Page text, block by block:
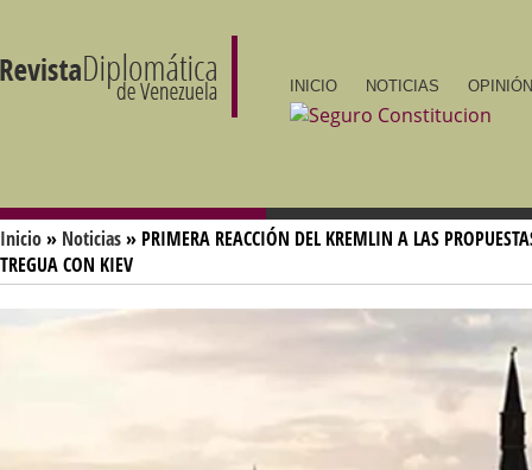
INICIO NOTICIAS
Inicio» Noticias» PRIMERA REACCIÓN DEL KREMLIN A LAS
TREGUA CON KIEV